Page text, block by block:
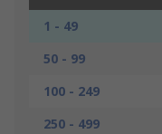
1 - 49
50 - 99
100 - 249
250 - 499